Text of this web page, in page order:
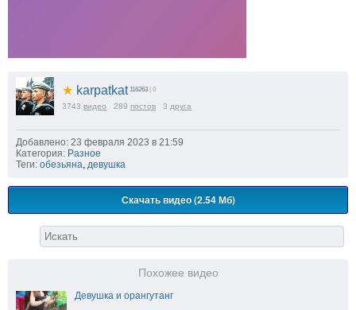
★ karpatkat 116263 | 0
3743 видео 289 постов 3 друга
Добавлено: 23 февраля 2023 в 21:59
Категория: Разное
Теги: обезьяна девушка
Скачать видео (2.54 Мб)
Похожее видео
Девушка и орангутанг